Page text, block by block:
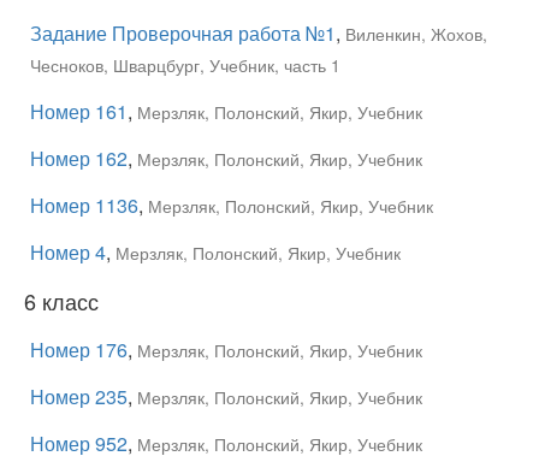
Задание Проверочная работа №1, Виленкин, Жохов,
Чесноков, Шварцбург, Учебник, часть 1
Номер 161, Мерзляк, Полонский, Якир, Учебник
Номер 162, Мерзляк, Полонский, Якир, Учебник
Номер 1136, Мерзляк, Полонский, Якир, Учебник
Номер 4, Мерзляк, Полонский, Якир, Учебник
6 класс
Номер 176, Мерзляк, Полонский, Якир, Учебник
Номер 235, Мерзляк, Полонский, Якир, Учебник
Номер 952, Мерзляк, Полонский, Якир, Учебник